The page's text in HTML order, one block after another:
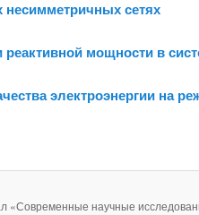
сетях
мощности в
электроэнергии на
«Современные научные